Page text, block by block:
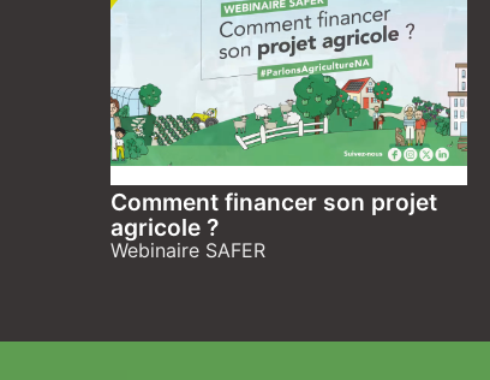
Comment financer son projet
agricole ?
Webinaire SAFER